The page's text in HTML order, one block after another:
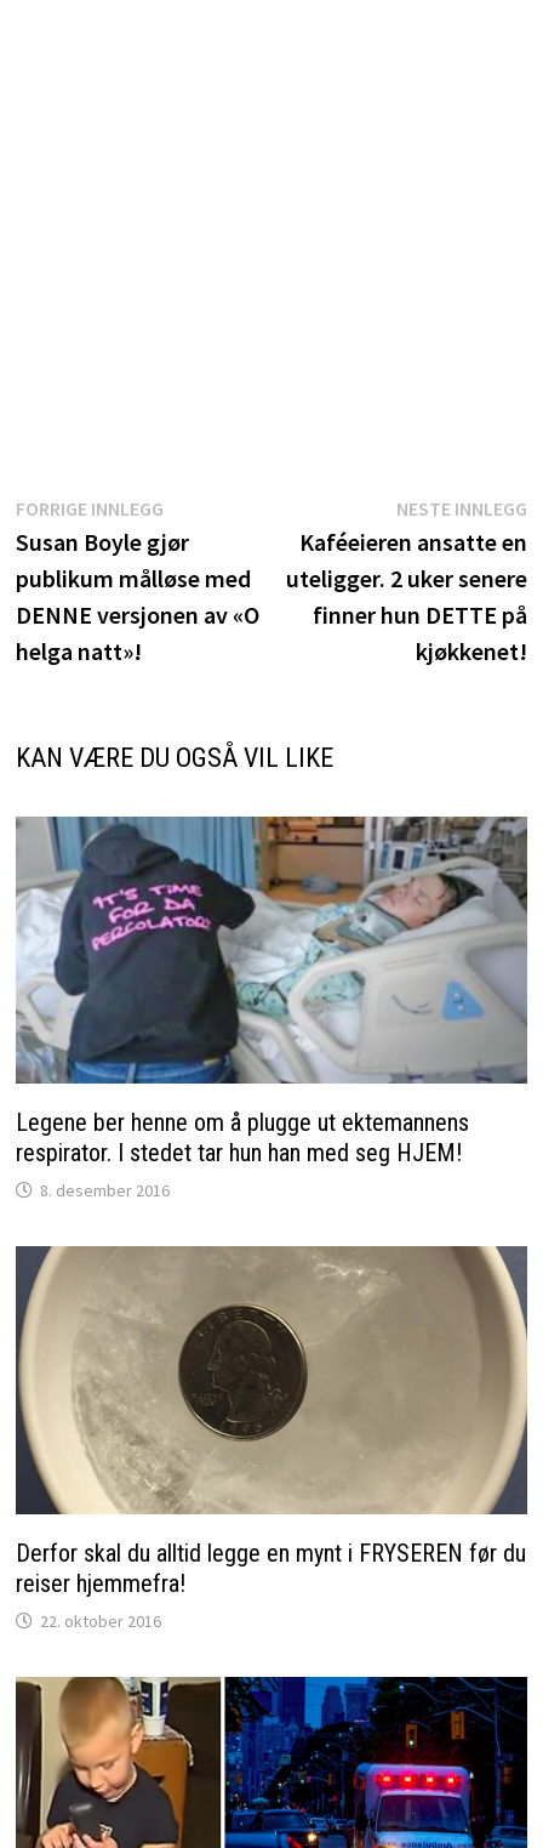
Innleggsnavigasjon
FORRIGE INNLEGGForrige
innlegg:
Susan Boyle gjør
publikum målløse med
DENNE versjonen av «O
helga natt»!
NESTE INNLEGG
Kaféeieren ansatte en
uteligger. 2 uker senere
finner hun DETTE på
kjøkkenet!
KAN VÆRE DU OGSÅ VIL LIKE
Legene ber henne om å plugge ut ektemannens
respirator. I stedet tar hun han med seg HJEM!
8. desember 2016
Derfor skal du alltid legge en mynt i FRYSEREN før du
reiser hjemmefra!
22. oktober 2016